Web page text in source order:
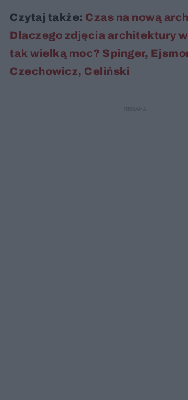
Czytaj także: Czas na nową
Dlaczego zdjęcia architektury
tak wielką moc? Spinger,
Czechowicz, Celiński